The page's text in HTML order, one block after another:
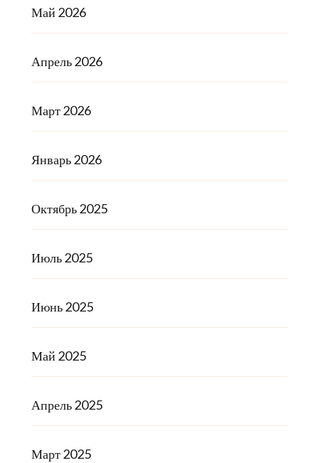
Май 2026
Апрель 2026
Март 2026
Январь 2026
Октябрь 2025
Июль 2025
Июнь 2025
Май 2025
Апрель 2025
Март 2025